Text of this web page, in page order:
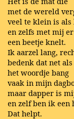
met de wereld
veel te klein is als
en zelfs met mij
een beetje knelt.
Ik aarzel lang,
bedenk dat net
het woordje bang
vaak in mijn
maar dapper is
en zelf ben ik een
Dat helpt.